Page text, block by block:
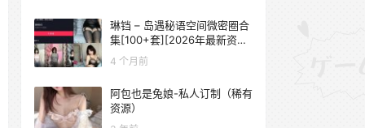
琳铛 – 岛遇秘语空间微密圈合
集[100+套][2026年最新资源
更新中]
4 个月前
阿包也是兔娘-私人订制（稀有
资源）